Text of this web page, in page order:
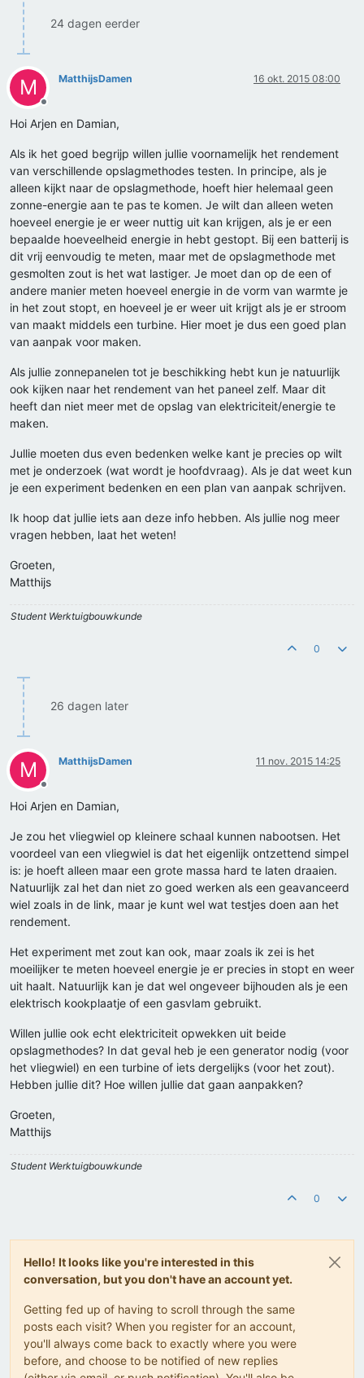
24 dagen eerder
M
Offline
MatthijsDamen 16 okt. 2015 08:00
Hoi Arjen en Damian,
Als ik het goed begrijp willen jullie voornamelijk het rendement
van verschillende opslagmethodes testen. In principe, als je
alleen kijkt naar de opslagmethode, hoeft hier helemaal geen
zonne-energie aan te pas te komen. Je wilt dan alleen weten
hoeveel energie je er weer nuttig uit kan krijgen, als je er een
bepaalde hoeveelheid energie in hebt gestopt. Bij een batterij is
dit vrij eenvoudig te meten, maar met de opslagmethode met
gesmolten zout is het wat lastiger. Je moet dan op de een of
andere manier meten hoeveel energie in de vorm van warmte je
in het zout stopt, en hoeveel je er weer uit krijgt als je er stroom
van maakt middels een turbine. Hier moet je dus een goed plan
van aanpak voor maken.
Als jullie zonnepanelen tot je beschikking hebt kun je natuurlijk
ook kijken naar het rendement van het paneel zelf. Maar dit
heeft dan niet meer met de opslag van elektriciteit/energie te
maken.
Jullie moeten dus even bedenken welke kant je precies op wilt
met je onderzoek (wat wordt je hoofdvraag). Als je dat weet kun
je een experiment bedenken en een plan van aanpak schrijven.
Ik hoop dat jullie iets aan deze info hebben. Als jullie nog meer
vragen hebben, laat het weten!
Groeten,
Matthijs
Student Werktuigbouwkunde
0
26 dagen later
M
Offline
MatthijsDamen 11 nov. 2015 14:25
Hoi Arjen en Damian,
Je zou het vliegwiel op kleinere schaal kunnen nabootsen. Het
voordeel van een vliegwiel is dat het eigenlijk ontzettend simpel
is: je hoeft alleen maar een grote massa hard te laten draaien.
Natuurlijk zal het dan niet zo goed werken als een geavanceerd
wiel zoals in de link, maar je kunt wel wat testjes doen aan het
rendement.
Het experiment met zout kan ook, maar zoals ik zei is het
moeilijker te meten hoeveel energie je er precies in stopt en weer
uit haalt. Natuurlijk kan je dat wel ongeveer bijhouden als je een
elektrisch kookplaatje of een gasvlam gebruikt.
Willen jullie ook echt elektriciteit opwekken uit beide
opslagmethodes? In dat geval heb je een generator nodig (voor
het vliegwiel) en een turbine of iets dergelijks (voor het zout).
Hebben jullie dit? Hoe willen jullie dat gaan aanpakken?
Groeten,
Matthijs
Student Werktuigbouwkunde
0
Hello! It looks like you're interested in this
conversation, but you don't have an account yet.
Getting fed up of having to scroll through the same
posts each visit? When you register for an account,
you'll always come back to exactly where you were
before, and choose to be notified of new replies